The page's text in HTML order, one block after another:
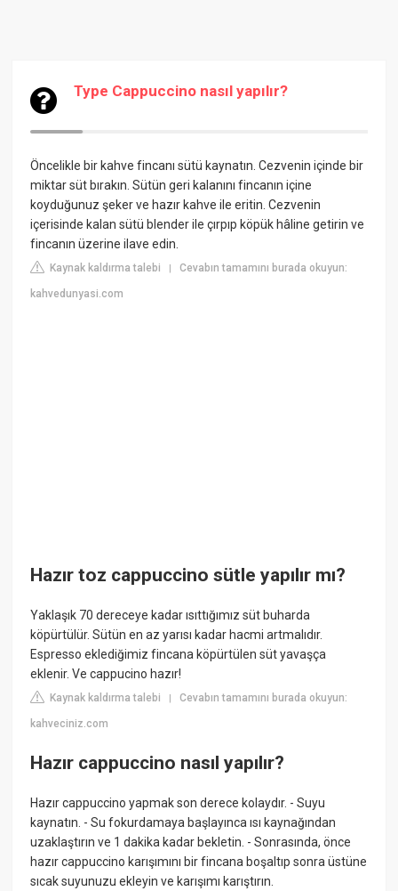
Type Cappuccino nasıl yapılır?
Öncelikle bir kahve fincanı sütü kaynatın. Cezvenin içinde bir
miktar süt bırakın. Sütün geri kalanını fincanın içine
koyduğunuz şeker ve hazır kahve ile eritin. Cezvenin
içerisinde kalan sütü blender ile çırpıp köpük hâline getirin ve
fincanın üzerine ilave edin.
Kaynak kaldırma talebi |Cevabın tamamını burada okuyun:
kahvedunyasi.com
Hazır toz cappuccino sütle yapılır mı?
Yaklaşık 70 dereceye kadar ısıttığımız süt buharda
köpürtülür. Sütün en az yarısı kadar hacmi artmalıdır.
Espresso eklediğimiz fincana köpürtülen süt yavaşça
eklenir. Ve cappucino hazır!
Kaynak kaldırma talebi |Cevabın tamamını burada okuyun:
kahveciniz.com
Hazır cappuccino nasıl yapılır?
Hazır cappuccino yapmak son derece kolaydır. - Suyu
kaynatın. - Su fokurdamaya başlayınca ısı kaynağından
uzaklaştırın ve 1 dakika kadar bekletin. - Sonrasında, önce
hazır cappuccino karışımını bir fincana boşaltıp sonra üstüne
sıcak suyunuzu ekleyin ve karışımı karıştırın.